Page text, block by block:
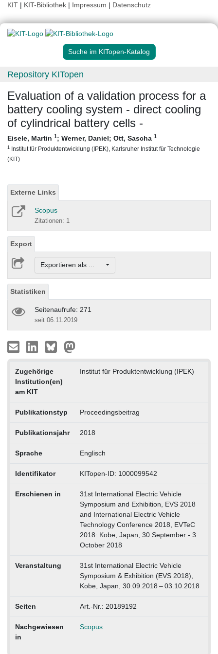
KIT | KIT-Bibliothek | Impressum | Datenschutz
Suche im KITopen-Katalog
Repository KITopen
Evaluation of a validation process for a
battery cooling system - direct cooling
of cylindrical battery cells -
Eisele, Martin 1; Werner, Daniel; Ott, Sascha 1
1 Institut für Produktentwicklung (IPEK), Karlsruher Institut für Technologie
(KIT)
Externe Links
Scopus
Zitationen: 1
Export
Exportieren als ...
Statistiken
Seitenaufrufe: 271
seit 06.11.2019
Zugehörige
Institution(en)
am KIT
Institut für Produktentwicklung (IPEK)
Publikationstyp Proceedingsbeitrag
Publikationsjahr 2018
Sprache Englisch
Identifikator KITopen-ID: 1000099542
Erschienen in
31st International Electric Vehicle
Symposium and Exhibition, EVS 2018
and International Electric Vehicle
Technology Conference 2018, EVTeC
2018: Kobe, Japan, 30 September - 3
October 2018
Veranstaltung
31st International Electric Vehicle
Symposium & Exhibition (EVS 2018),
Kobe, Japan, 30.09.2018 – 03.10.2018
Seiten Art.-Nr.: 20189192
Nachgewiesen
in
Scopus